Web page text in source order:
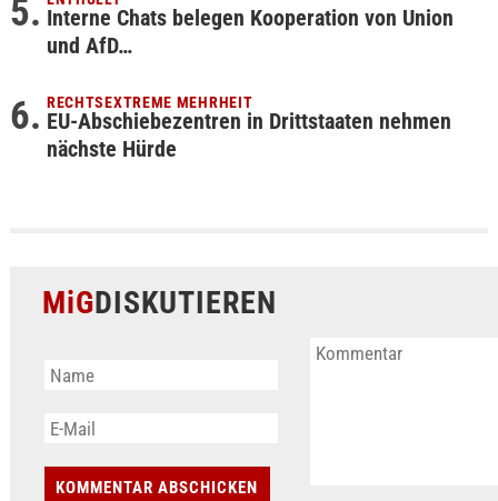
Interne Chats belegen Kooperation von Union
und AfD…
RECHTSEXTREME MEHRHEIT
EU-Abschiebezentren in Drittstaaten nehmen
nächste Hürde
MiGDISKUTIEREN